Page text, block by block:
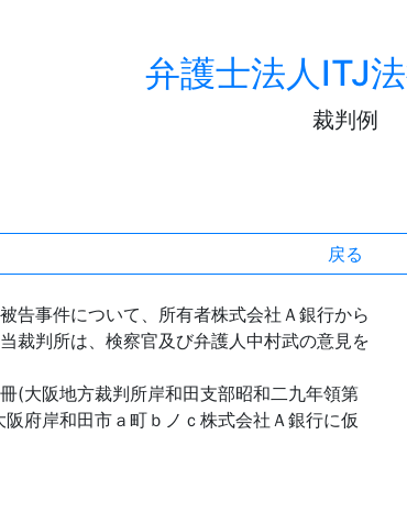
弁護士法人ITJ
裁判例
戻る
告事件について、所有者株式会社Ａ銀行から
裁判所は、検察官及び弁護人中村武の意見を
(大阪地方裁判所岸和田支部昭和二九年領第
府岸和田市ａ町ｂノｃ株式会社Ａ銀行に仮